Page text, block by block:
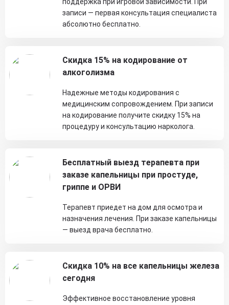
записи — первая консультация специалиста
абсолютно бесплатно.
Скидка 15% на кодирование от
алкоголизма
Надежные методы кодирования с
медицинским сопровождением. При записи
на кодирование получите скидку 15% на
процедуру и консультацию нарколога.
Бесплатный выезд терапевта при
заказе капельницы при простуде,
гриппе и ОРВИ
Терапевт приедет на дом для осмотра и
назначения лечения. При заказе капельницы
— выезд врача бесплатно.
Скидка 10% на все капельницы железа
сегодня
Эффективное восстановление уровня